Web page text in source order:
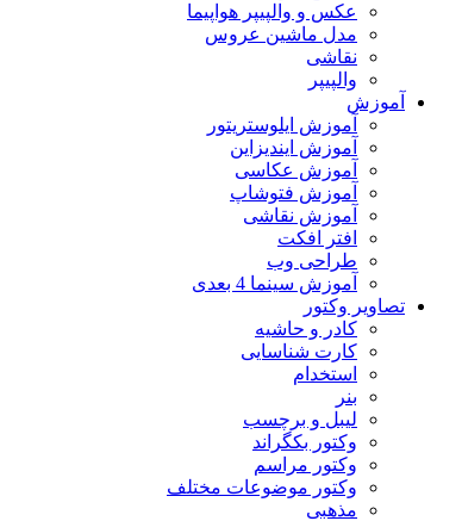
عکس و والپیپر هواپیما
مدل ماشین عروس
نقاشی
والپیپر
آموزش
آموزش ایلوستریتور
آموزش ایندیزاین
آموزش عکاسی
آموزش فتوشاپ
آموزش نقاشی
افتر افکت
طراحی وب
آموزش سینما 4 بعدی
تصاویر وکتور
کادر و حاشیه
کارت شناسایی
استخدام
بنر
لیبل و برچسب
وکتور بکگراند
وکتور مراسم
وکتور موضوعات مختلف
مذهبی